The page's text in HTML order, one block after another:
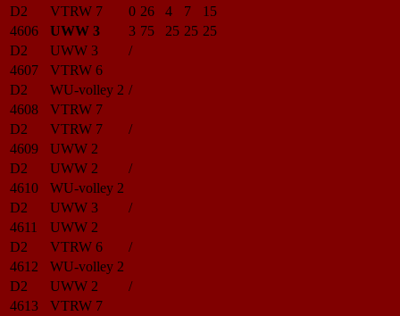
D2
VTRW 7 0 26 4 7
15
4606
UWW 3 3 75 25 25 25
D2
UWW 3
/
4607
VTRW 6
D2
WU-volley 2 /
4608
VTRW 7
D2
VTRW 7
/
4609
UWW 2
D2
UWW 2
/
4610
WU-volley 2
D2
UWW 3
/
4611
UWW 2
D2
VTRW 6
/
4612
WU-volley 2
D2
UWW 2
/
4613
VTRW 7